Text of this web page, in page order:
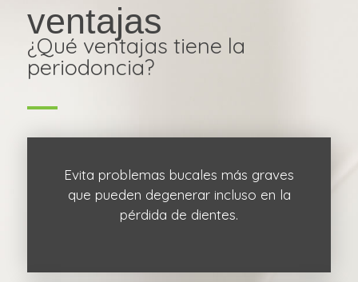
ventajas
¿Qué ventajas tiene la
periodoncia?
Evita problemas bucales más graves
que pueden degenerar incluso en la
pérdida de dientes.